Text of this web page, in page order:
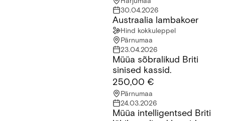
30.04.2026
Austraalia lambakoer
Hind kokkuleppel
Pärnumaa
23.04.2026
Müüa sõbralikud Briti sinised kassid.Müüa sõbralikud Briti
sinised kassid.
250,00 €
Pärnumaa
24.03.2026
Müüa intelligentsed Briti lühikarvalised kassid.
Müüa intelligentsed Briti